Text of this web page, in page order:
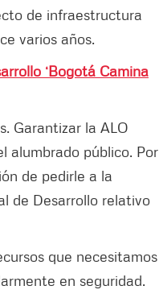
de infraestructura
varios años.
‘Bogotá Camina
Garantizar la ALO
alumbrado público. Por
de pedirle a la
de Desarrollo relativo
que necesitamos
en seguridad.